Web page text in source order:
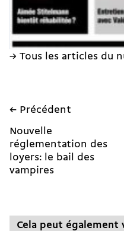
→ Tous les articles du
← Précédent
Nouvelle
réglementation des
loyers: le bail des
vampires
Cela peut également